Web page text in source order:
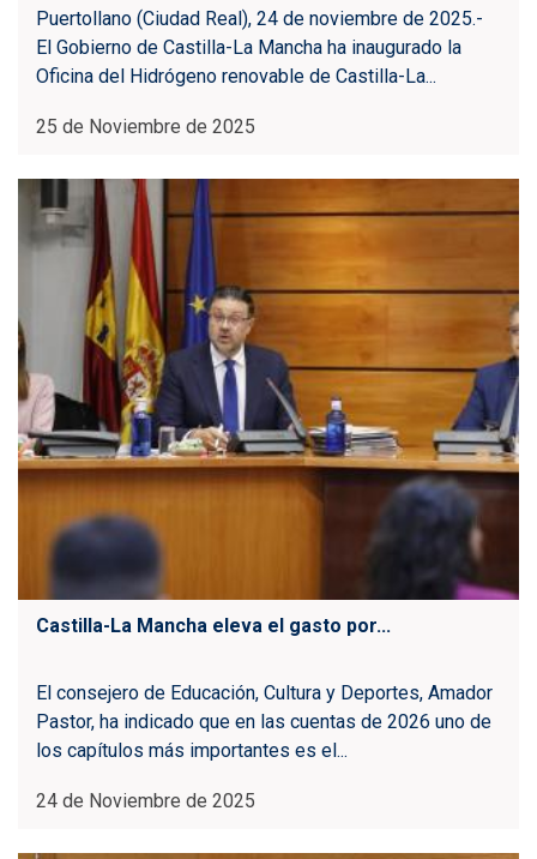
Puertollano (Ciudad Real), 24 de noviembre de 2025.-
El Gobierno de Castilla-La Mancha ha inaugurado la
Oficina del Hidrógeno renovable de Castilla-La...
25 de Noviembre de 2025
Castilla-La Mancha eleva el gasto por...
El consejero de Educación, Cultura y Deportes, Amador
Pastor, ha indicado que en las cuentas de 2026 uno de
los capítulos más importantes es el...
24 de Noviembre de 2025